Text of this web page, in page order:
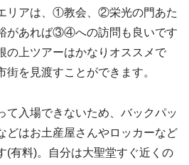
リアは、①教会、②栄光の門あた
があれば③④への訪問も良いです
の上ツアーはかなりオススメで
を見渡すことができます。
て入場できないため、バックパッ
どはお土産屋さんやロッカーなど
(有料)。自分は大聖堂すぐ近くの